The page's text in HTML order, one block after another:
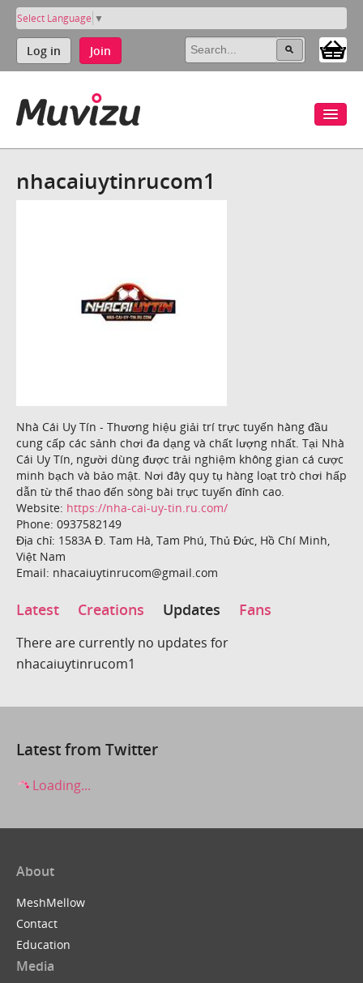
Select Language ▼
Log in Join
nhacaiuytinrucom1
Nhà Cái Uy Tín - Thương hiệu giải trí trực tuyến hàng đầu
cung cấp các sảnh chơi đa dạng và chất lượng nhất. Tại Nhà
Cái Uy Tín, người dùng được trải nghiệm không gian cá cược
minh bạch và bảo mật. Nơi đây quy tụ hàng loạt trò chơi hấp
dẫn từ thể thao đến sòng bài trực tuyến đỉnh cao.
Website: https://nha-cai-uy-tin.ru.com/
Phone: 0937582149
Địa chỉ: 1583A Đ. Tam Hà, Tam Phú, Thủ Đức, Hồ Chí Minh,
Việt Nam
Email: nhacaiuytinrucom@gmail.com
Latest Creations Updates Fans
There are currently no updates for
nhacaiuytinrucom1
Latest from Twitter
Loading...
About
MeshMellow
Contact
Education
Media